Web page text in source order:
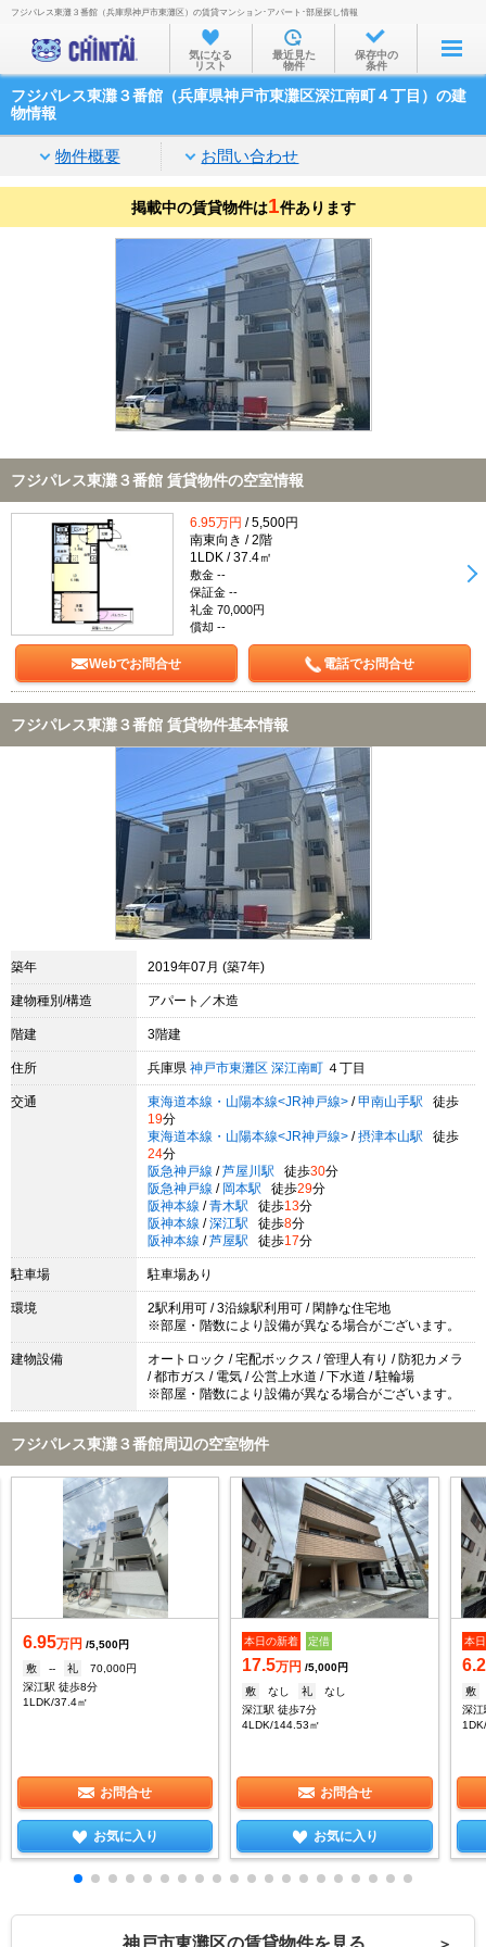
お部屋を探す
沿線・駅から
家賃相場から
通勤通学時間から
物件特集から
不動産会社から
TOP
フジパレス東灘３番館（兵庫県神戸市東灘区）の賃貸マンション･アパート･部屋探し情報
気になる
リスト
最近見た
物件
保存中の
条件
フジパレス東灘３番館（兵庫県神戸市東灘区深江南町４丁目）の建
物情報
物件概要 お問い合わせ
掲載中の賃貸物件は1件あります
フジパレス東灘３番館 賃貸物件の空室情報
6.95万円 / 5,500円
南東向き / 2階
1LDK / 37.4㎡
敷金 --
保証金 --
礼金 70,000円
償却 --
Webでお問合せ 電話でお問合せ
フジパレス東灘３番館 賃貸物件基本情報
築年 2019年07月 (築7年)
建物種別/構造 アパート／木造
階建 3階建
住所 兵庫県 神戸市東灘区 深江南町 ４丁目
交通 東海道本線・山陽本線<JR神戸線> / 甲南山手駅
徒歩
19分
東海道本線・山陽本線<JR神戸線> / 摂津本山駅
徒歩
24分
阪急神戸線 / 芦屋川駅 徒歩30分
阪急神戸線 / 岡本駅 徒歩29分
阪神本線 / 青木駅 徒歩13分
阪神本線 / 深江駅 徒歩8分
阪神本線 / 芦屋駅 徒歩17分
駐車場 駐車場あり
環境
2駅利用可 / 3沿線駅利用可 / 閑静な住宅地
※部屋・階数により設備が異なる場合がございます。
建物設備
オートロック / 宅配ボックス / 管理人有り / 防犯カメラ
/ 都市ガス / 電気 / 公営上水道 / 下水道 / 駐輪場
※部屋・階数により設備が異なる場合がございます。
フジパレス東灘３番館周辺の空室物件
6.95万円 /5,500円
敷
-- 礼
70,000円
深江駅 徒歩8分
1LDK/37.4㎡
お問合せ
お気に入り
本日の新着 定借
17.5万円 /5,000円
敷
なし 礼
なし
深江駅 徒歩7分
4LDK/144.53㎡
お問合せ
お気に入り
本
6.2
敷
深江
神戸市東灘区の賃貸物件を見る ＞